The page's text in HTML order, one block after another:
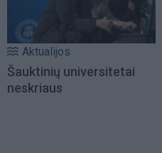
Aktualijos
Šauktinių universitetai
neskriaus